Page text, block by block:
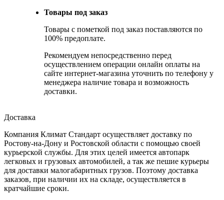
Товары под заказ
Товары с пометкой под заказ поставляются по
100% предоплате.
Рекомендуем непосредственно перед
осуществлением операции онлайн оплаты на
сайте интернет-магазина уточнить по телефону у
менеджера наличие товара и возможность
доставки.
Доставка
Компания Климат Стандарт осуществляет доставку по
Ростову-на-Дону и Ростовской области с помощью своей
курьерской службы. Для этих целей имеется автопарк
легковых и грузовых автомобилей, а так же пешие курьеры
для доставки малогабаритных грузов. Поэтому доставка
заказов, при наличии их на складе, осуществляется в
кратчайшие сроки.